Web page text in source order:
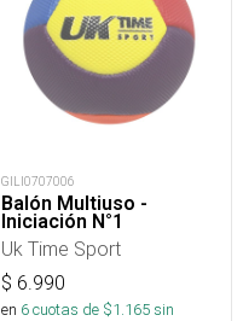
GILI0707006
Balón Multiuso -
Iniciación N°1
Uk Time Sport
$ 6.990
en 6cuotas de $1.165sin